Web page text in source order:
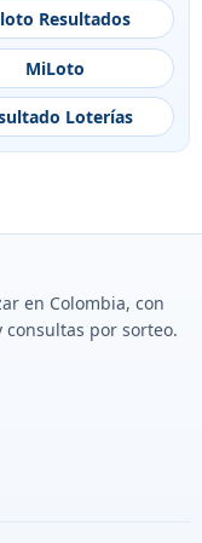
Resultados
MiLoto
Loterías
en Colombia, con
consultas por sorteo.